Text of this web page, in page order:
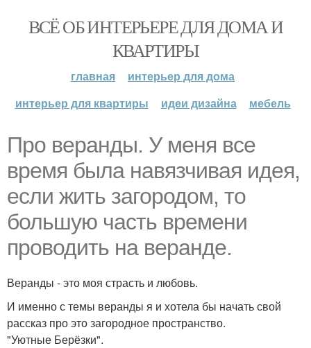
ВСЁ ОБ ИНТЕРЬЕРЕ ДЛЯ ДОМА И
КВАРТИРЫ
главная
интерьер для дома
интерьер для квартиры
идеи дизайна мебель
Про веранды. У меня все
время была навязчивая идея,
если жить загородом, то
большую часть времени
проводить на веранде.
Веранды - это моя страсть и любовь.
И именно с темы веранды я и хотела бы начать свой
рассказ про это загородное пространство.
"Уютные Берёзки".